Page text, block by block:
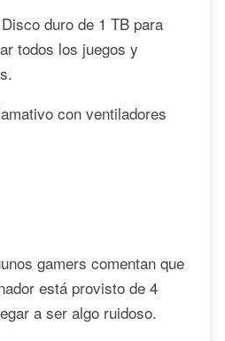
duro de 1 TB para
todos los juegos y
con ventiladores
gamers comentan que
está provisto de 4
a ser algo ruidoso.